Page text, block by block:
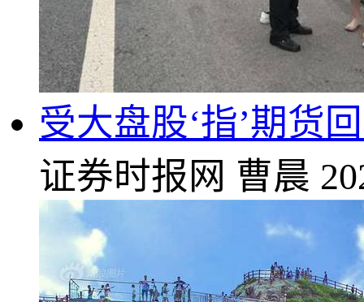
受大盘股‘指’期货
证券时报网 曹晨